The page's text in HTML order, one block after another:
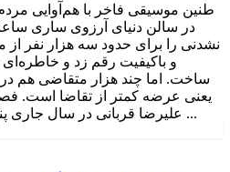
طنین موسیقی فاخر با هم‌آوایی
در سالن دنیای آرزوی ساری
نشدنی را برای حدود سه هزار نفر
و باکیفیت رقم زد و خاطره‌ای
ساخت. اما چند هزار متقاضی هم
یعنی عرضه کمتر از تقاضا است.
علیرضا قربانی در سال جاری پنج و ۶ آبان با چهار نوبت ...